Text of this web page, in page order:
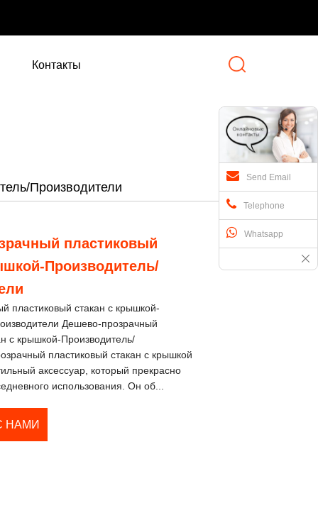
Контакты
Производители
пластиковый
Производитель/
пластиковый стакан с крышкой-
Дешево-прозрачный
с крышкой-Производитель/
пластиковый стакан с крышкой
аксессуар, который прекрасно
использования. Он об...
НАМИ
Send Email
Telephone
Whatsapp